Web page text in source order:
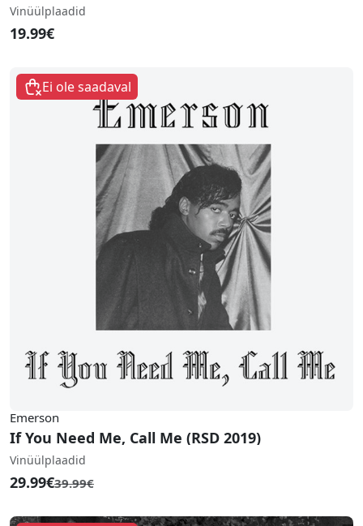
Vinüülplaadid
19.99€
Ei ole saadaval
Emerson
If You Need Me, Call Me (RSD 2019)
Vinüülplaadid
29.99€39.99€